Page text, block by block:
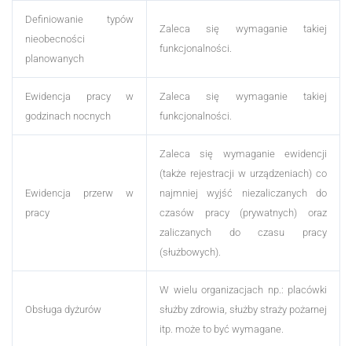
Definiowanie typów
nieobecności
planowanych
Zaleca się wymaganie takiej
funkcjonalności.
Ewidencja pracy w
godzinach nocnych
Zaleca się wymaganie takiej
funkcjonalności.
Ewidencja przerw w
pracy
Zaleca się wymaganie ewidencji
(także rejestracji w urządzeniach) co
najmniej wyjść niezaliczanych do
czasów pracy (prywatnych) oraz
zaliczanych do czasu pracy
(służbowych).
Obsługa dyżurów
W wielu organizacjach np.: placówki
służby zdrowia, służby straży pożarnej
itp. może to być wymagane.